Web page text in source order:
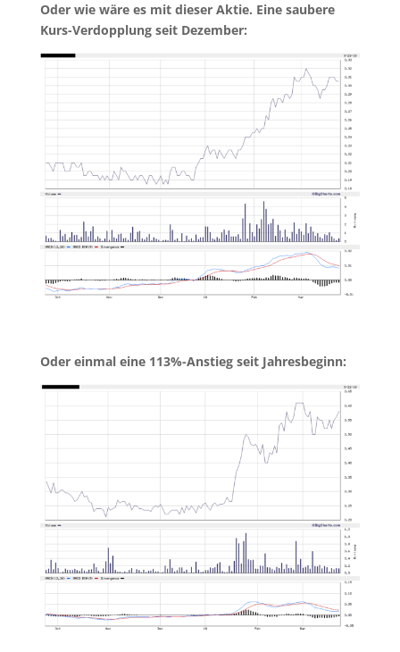
Oder wie wäre es mit dieser Aktie. Eine saubere
Kurs-Verdopplung seit Dezember:
Oder einmal eine 113%-Anstieg seit Jahresbeginn: